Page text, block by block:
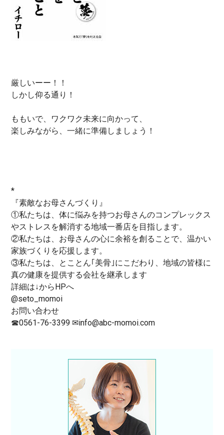
厳しいーー！！
しかし仰る通り！
ももいで、ワクワク未来に向かって、
楽しみながら、一緒に準備しましょう！
*
『素敵なお母さんづくり』
①私たちは、体に悩みを持つお母さんのコンプレックス
やストレスを解消する地域一番店を目指します。
②私たちは、お母さんの心に余裕を創ることで、温かい
家族づくりを応援します。
③私たちは、とことん｢美骨｣にこだわり、地域の皆様に
真の健康を提供する会社を継承します
詳細は↓からHPへ
@seto_momoi
お問い合わせ
☎0561-76-3399 ✉info@abc-momoi.com